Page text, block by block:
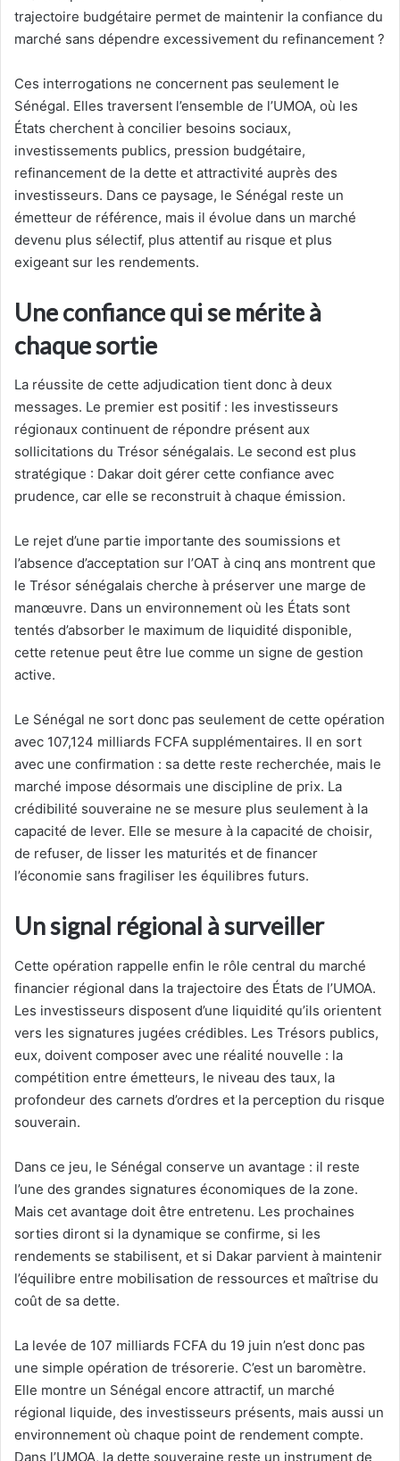
trajectoire budgétaire permet de maintenir la confiance du
marché sans dépendre excessivement du refinancement ?
Ces interrogations ne concernent pas seulement le
Sénégal. Elles traversent l’ensemble de l’UMOA, où les
États cherchent à concilier besoins sociaux,
investissements publics, pression budgétaire,
refinancement de la dette et attractivité auprès des
investisseurs. Dans ce paysage, le Sénégal reste un
émetteur de référence, mais il évolue dans un marché
devenu plus sélectif, plus attentif au risque et plus
exigeant sur les rendements.
Une confiance qui se mérite à
chaque sortie
La réussite de cette adjudication tient donc à deux
messages. Le premier est positif : les investisseurs
régionaux continuent de répondre présent aux
sollicitations du Trésor sénégalais. Le second est plus
stratégique : Dakar doit gérer cette confiance avec
prudence, car elle se reconstruit à chaque émission.
Le rejet d’une partie importante des soumissions et
l’absence d’acceptation sur l’OAT à cinq ans montrent que
le Trésor sénégalais cherche à préserver une marge de
manœuvre. Dans un environnement où les États sont
tentés d’absorber le maximum de liquidité disponible,
cette retenue peut être lue comme un signe de gestion
active.
Le Sénégal ne sort donc pas seulement de cette opération
avec 107,124 milliards FCFA supplémentaires. Il en sort
avec une confirmation : sa dette reste recherchée, mais le
marché impose désormais une discipline de prix. La
crédibilité souveraine ne se mesure plus seulement à la
capacité de lever. Elle se mesure à la capacité de choisir,
de refuser, de lisser les maturités et de financer
l’économie sans fragiliser les équilibres futurs.
Un signal régional à surveiller
Cette opération rappelle enfin le rôle central du marché
financier régional dans la trajectoire des États de l’UMOA.
Les investisseurs disposent d’une liquidité qu’ils orientent
vers les signatures jugées crédibles. Les Trésors publics,
eux, doivent composer avec une réalité nouvelle : la
compétition entre émetteurs, le niveau des taux, la
profondeur des carnets d’ordres et la perception du risque
souverain.
Dans ce jeu, le Sénégal conserve un avantage : il reste
l’une des grandes signatures économiques de la zone.
Mais cet avantage doit être entretenu. Les prochaines
sorties diront si la dynamique se confirme, si les
rendements se stabilisent, et si Dakar parvient à maintenir
l’équilibre entre mobilisation de ressources et maîtrise du
coût de sa dette.
La levée de 107 milliards FCFA du 19 juin n’est donc pas
une simple opération de trésorerie. C’est un baromètre.
Elle montre un Sénégal encore attractif, un marché
régional liquide, des investisseurs présents, mais aussi un
environnement où chaque point de rendement compte.
Dans l’UMOA, la dette souveraine reste un instrument de